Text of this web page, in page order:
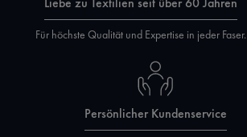
Für höchste Qualität und Expertise in jeder Faser.
Persönlicher Kundenservice